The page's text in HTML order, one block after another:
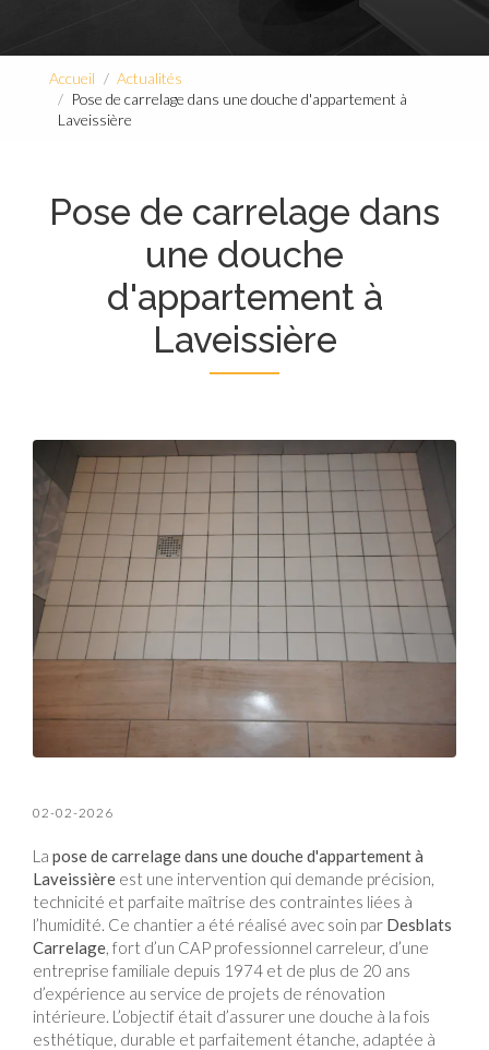
Accueil
Actualités
Pose de carrelage dans une douche d'appartement à
Laveissière
Pose de carrelage dans
une douche
d'appartement à
Laveissière
02-02-2026
La pose de carrelage dans une douche d'appartement à
Laveissière est une intervention qui demande précision,
technicité et parfaite maîtrise des contraintes liées à
l’humidité. Ce chantier a été réalisé avec soin par Desblats
Carrelage , fort d’un CAP professionnel carreleur, d’une
entreprise familiale depuis 1974 et de plus de 20 ans
d’expérience au service de projets de rénovation
intérieure. L’objectif était d’assurer une douche à la fois
esthétique, durable et parfaitement étanche, adaptée à